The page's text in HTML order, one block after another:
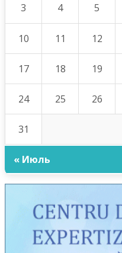
3 4 5
10 11 12
17 18 19
24 25 26
31
« Июль